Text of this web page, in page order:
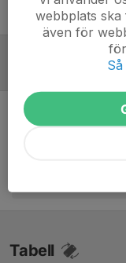
Jonathan
Tabell
webbplats
även för